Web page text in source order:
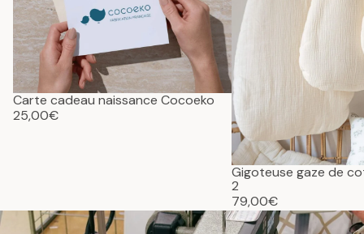
Carte cadeau naissance Cocoeko
25,00€
Gigoteuse gaze de
2
79,00€